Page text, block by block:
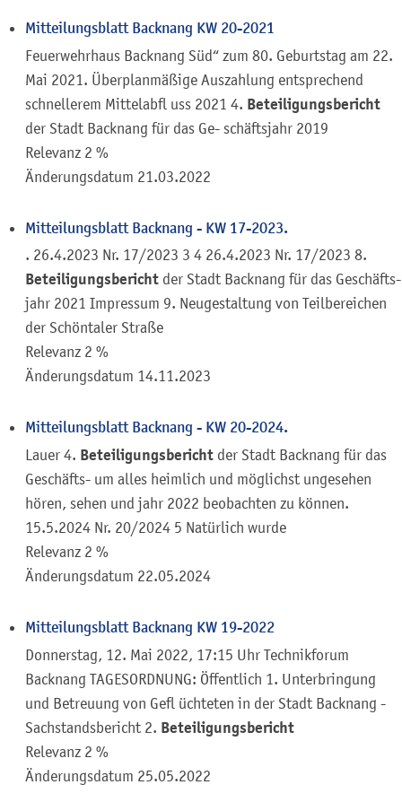
Mitteilungsblatt Backnang KW 20-2021
Feuerwehrhaus Backnang Süd“ zum 80. Geburtstag am 22.
Mai 2021. Überplanmäßige Auszahlung entsprechend
schnellerem Mittelabfl uss 2021 4. Beteiligungsbericht
der Stadt Backnang für das Ge- schäftsjahr 2019
Relevanz 2 %
Änderungsdatum 21.03.2022
Mitteilungsblatt Backnang - KW 17-2023.
. 26.4.2023 Nr. 17/2023 3 4 26.4.2023 Nr. 17/2023 8.
Beteiligungsbericht der Stadt Backnang für das Geschäfts-
jahr 2021 Impressum 9. Neugestaltung von Teilbereichen
der Schöntaler Straße
Relevanz 2 %
Änderungsdatum 14.11.2023
Mitteilungsblatt Backnang - KW 20-2024.
Lauer 4. Beteiligungsbericht der Stadt Backnang für das
Geschäfts- um alles heimlich und möglichst ungesehen
hören, sehen und jahr 2022 beobachten zu können.
15.5.2024 Nr. 20/2024 5 Natürlich wurde
Relevanz 2 %
Änderungsdatum 22.05.2024
Mitteilungsblatt Backnang KW 19-2022
Donnerstag, 12. Mai 2022, 17:15 Uhr Technikforum
Backnang TAGESORDNUNG: Öffentlich 1. Unterbringung
und Betreuung von Gefl üchteten in der Stadt Backnang -
Sachstandsbericht 2. Beteiligungsbericht
Relevanz 2 %
Änderungsdatum 25.05.2022